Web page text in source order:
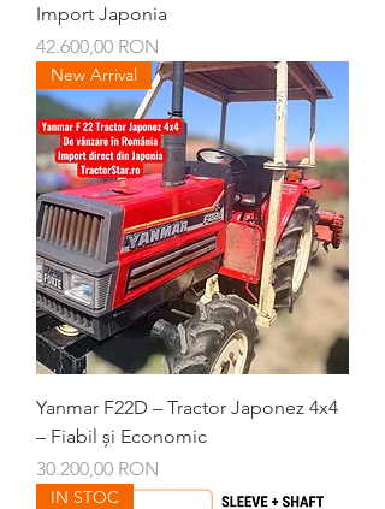
Import Japonia
Preț
42.600,00 RON
New Arrival
Yanmar F22D – Tractor Japonez 4x4
– Fiabil și Economic
Preț
30.200,00 RON
IN STOC